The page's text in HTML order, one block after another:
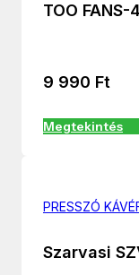
TOO
9 990 Ft
Megtekintés
PRESSZÓ
Szarvasi